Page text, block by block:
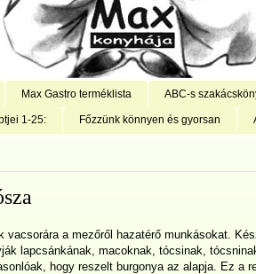
Max Gastro terméklista ABC-s
1-25: Főzzünk könnyen és gyorsan
vacsorára a mezőről hazatérő munkásokat.
lapcsánkának, macoknak, tócsinak,
hogy reszelt burgonya az alapja. Ez a